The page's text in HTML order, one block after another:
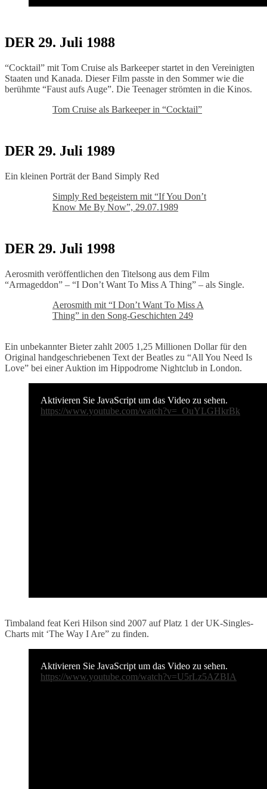
DER 29. Juli 1988
“Cocktail” mit Tom Cruise als Barkeeper startet in den Vereinigten
Staaten und Kanada. Dieser Film passte in den Sommer wie die
berühmte “Faust aufs Auge”. Die Teenager strömten in die Kinos.
Tom Cruise als Barkeeper in “Cocktail”
DER 29. Juli 1989
Ein kleinen Porträt der Band Simply Red
Simply Red begeistern mit “If You Don’t
Know Me By Now”, 29.07.1989
DER 29. Juli 1998
Aerosmith veröffentlichen den Titelsong aus dem Film
“Armageddon” – “I Don’t Want To Miss A Thing” – als Single.
Aerosmith mit “I Don’t Want To Miss A
Thing” in den Song-Geschichten 249
Ein unbekannter Bieter zahlt 2005 1,25 Millionen Dollar für den
Original handgeschriebenen Text der Beatles zu “All You Need Is
Love” bei einer Auktion im Hippodrome Nightclub in London.
Aktivieren Sie JavaScript um das Video zu sehen.
https://www.youtube.com/watch?v=_OuYLGHkrBk
Timbaland feat Keri Hilson sind 2007 auf Platz 1 der UK-Singles-
Charts mit ‘The Way I Are” zu finden.
Aktivieren Sie JavaScript um das Video zu sehen.
https://www.youtube.com/watch?v=U5rLz5AZBIA